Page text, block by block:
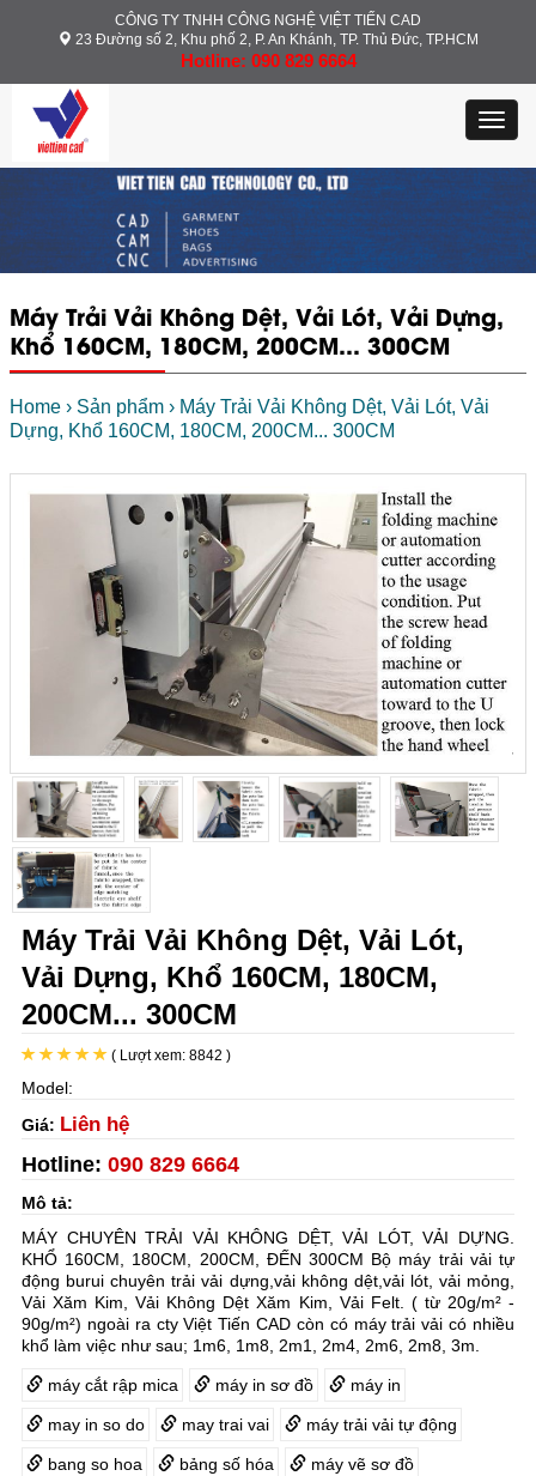
CÔNG TY TNHH CÔNG NGHỆ VIỆT TIẾN CAD
23 Đường số 2, Khu phố 2, P. An Khánh, TP. Thủ Đức, TP.HCM
Hotline: 090 829 6664
Máy Trải Vải Không Dệt, Vải Lót, Vải Dựng,
Khổ 160CM, 180CM, 200CM... 300CM
Home › Sản phẩm › Máy Trải Vải Không Dệt, Vải Lót, Vải
Dựng, Khổ 160CM, 180CM, 200CM... 300CM
Máy Trải Vải Không Dệt, Vải Lót,
Vải Dựng, Khổ 160CM, 180CM,
200CM... 300CM
( Lượt xem: 8842 )
Model:
Giá: Liên hệ
Hotline: 090 829 6664
Mô tả:
MÁY CHUYÊN TRẢI VẢI KHÔNG DỆT, VẢI LÓT, VẢI DỰNG.
KHỔ 160CM, 180CM, 200CM, ĐẾN 300CM Bộ máy trải vải tự
động burui chuyên trải vải dựng,vải không dệt,vải lót, vải mỏng,
Vải Xăm Kim, Vải Không Dệt Xăm Kim, Vải Felt. ( từ 20g/m² -
90g/m²) ngoài ra cty Việt Tiến CAD còn có máy trải vải có nhiều
khổ làm việc như sau; 1m6, 1m8, 2m1, 2m4, 2m6, 2m8, 3m.
máy cắt rập mica máy in sơ đồ máy in
may in so do may trai vai máy trải vải tự động
bang so hoa bảng số hóa máy vẽ sơ đồ